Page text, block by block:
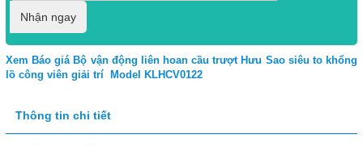
Nhận ngay
Xem Báo giá Bộ vận động liên hoan cầu trượt Hưu Sao siêu to khổng
lồ công viên giải trí Model KLHCV0122
Thông tin chi tiết